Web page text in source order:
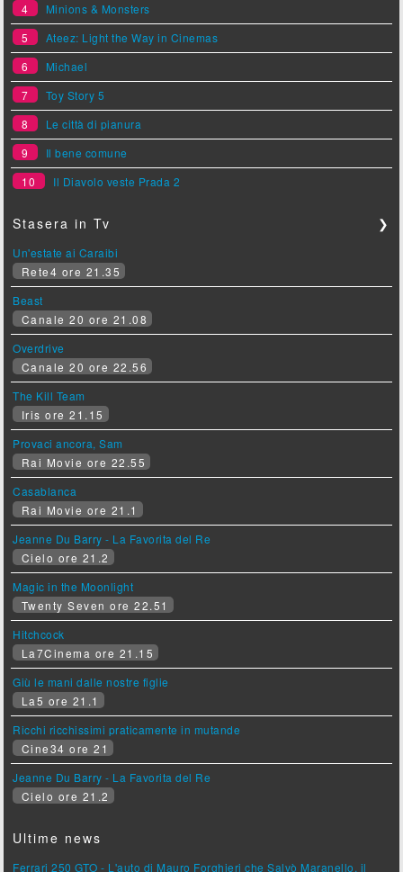
4
Minions & Monsters
5
Ateez: Light the Way in Cinemas
6
Michael
7
Toy Story 5
8
Le città di pianura
9
Il bene comune
10
Il Diavolo veste Prada 2
Stasera in Tv ❯
Un'estate ai Caraibi
Rete4 ore 21.35
Beast
Canale 20 ore 21.08
Overdrive
Canale 20 ore 22.56
The Kill Team
Iris ore 21.15
Provaci ancora, Sam
Rai Movie ore 22.55
Casablanca
Rai Movie ore 21.1
Jeanne Du Barry - La Favorita del Re
Cielo ore 21.2
Magic in the Moonlight
Twenty Seven ore 22.51
Hitchcock
La7Cinema ore 21.15
Giù le mani dalle nostre figlie
La5 ore 21.1
Ricchi ricchissimi praticamente in mutande
Cine34 ore 21
Jeanne Du Barry - La Favorita del Re
Cielo ore 21.2
Ultime news
Ferrari 250 GTO - L'auto di Mauro Forghieri che Salvò Maranello, il